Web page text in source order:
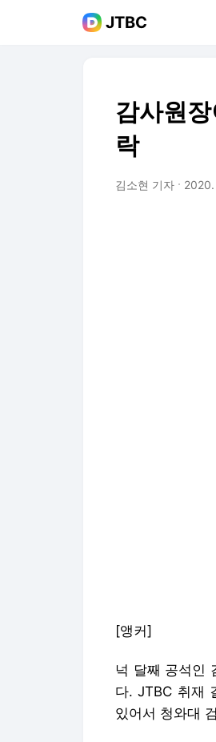
JTBC
감사원
락
김소현 기자
[앵커]
넉 달째 공석인
다. JTBC 취재
있어서 청와대